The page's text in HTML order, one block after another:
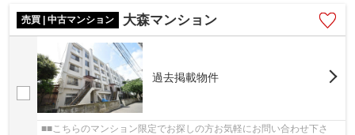
売買 | 中古マンション 大森マンション
過去掲載物件
■■こちらのマンション限定でお探しの方お気軽にお問い合わせ下さ